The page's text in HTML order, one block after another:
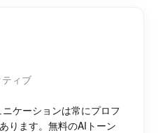
ィブ
ケーションは常にプロフ
ります。無料のAIトーン